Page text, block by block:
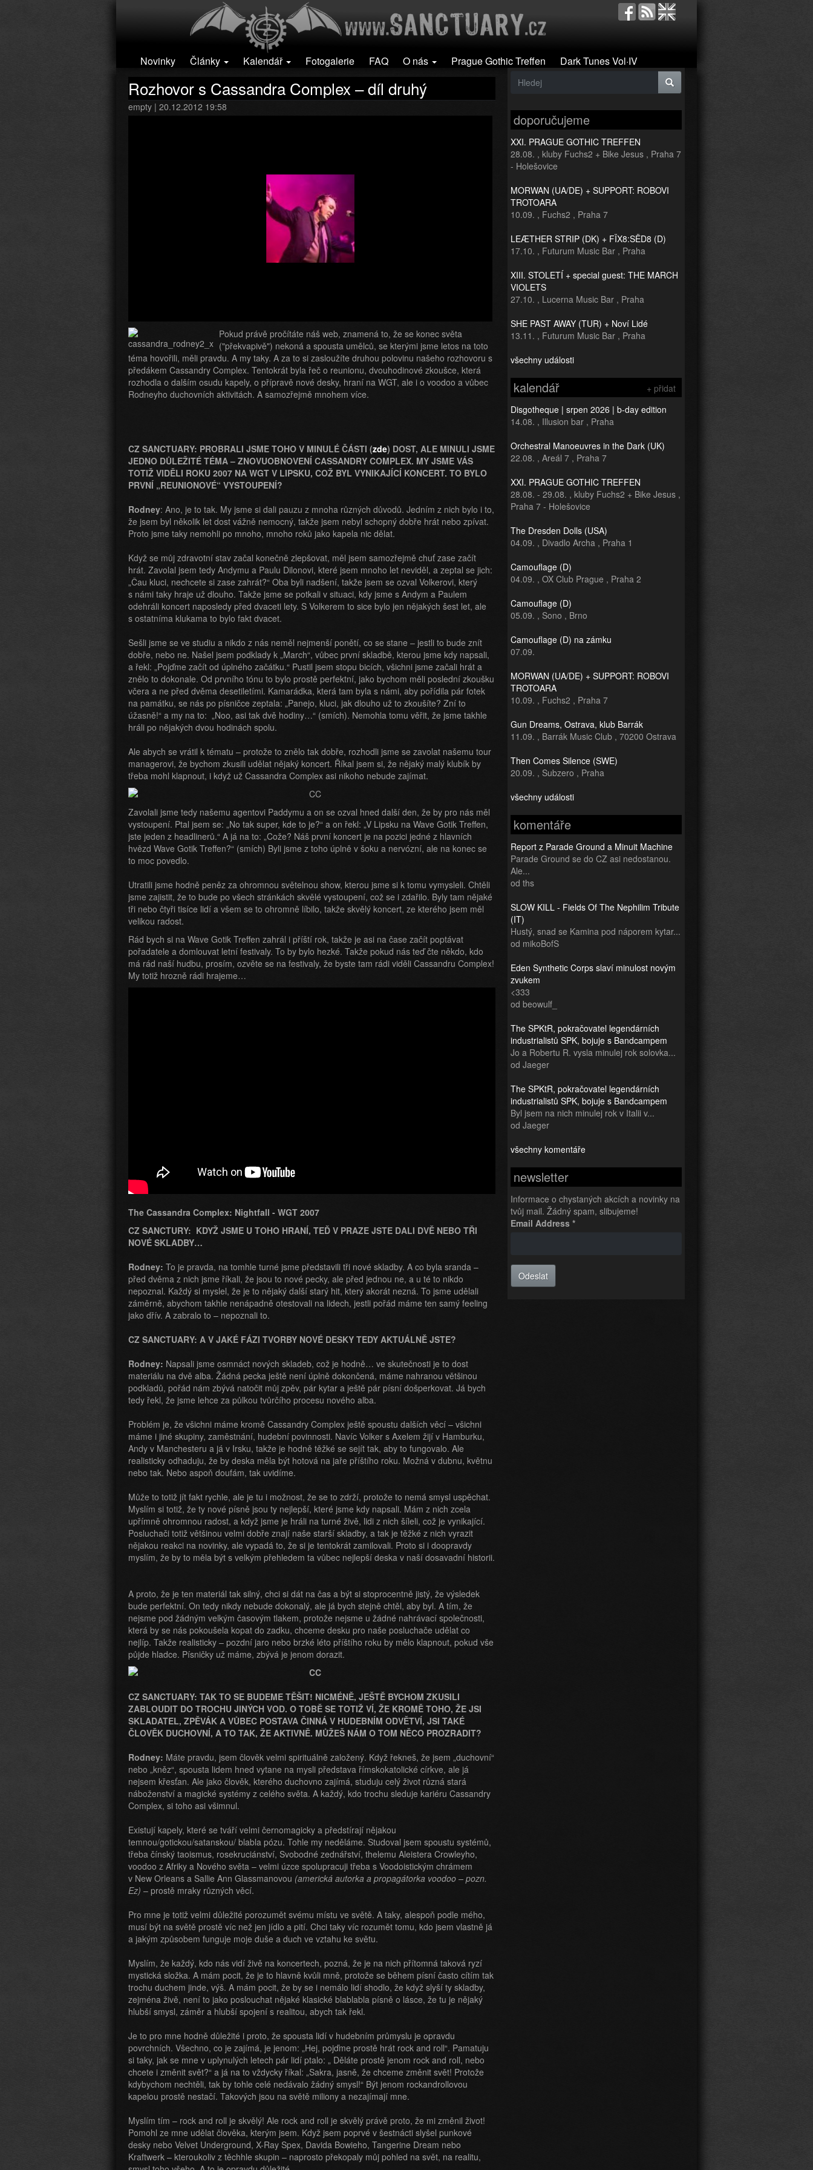
Novinky Články Kalendář Fotogalerie FAQ O nás Prague Gothic Treffen Dark Tunes Vol·IV
Rozhovor s Cassandra Complex – díl druhý
empty | 20.12.2012 19:58
Pokud právě pročítáte náš web, znamená to, že se konec světa
("překvapivě") nekoná a spousta umělců, se kterými jsme letos na toto
téma hovořili, měli pravdu. A my taky. A za to si zasloužíte druhou polovinu našeho rozhovoru s
předákem Cassandry Complex. Tentokrát byla řeč o reunionu, dvouhodinové zkoušce, která
rozhodla o dalším osudu kapely, o přípravě nové desky, hraní na WGT, ale i o voodoo a vůbec
Rodneyho duchovních aktivitách. A samozřejmě mnohem více.
CZ SANCTUARY: PROBRALI JSME TOHO V MINULÉ ČÁSTI (zde) DOST, ALE MINULI JSME
JEDNO DŮLEŽITÉ TÉMA – ZNOVUOBNOVENÍ CASSANDRY COMPLEX. MY JSME VÁS
TOTIŽ VIDĚLI ROKU 2007 NA WGT V LIPSKU, COŽ BYL VYNIKAJÍCÍ KONCERT. TO BYLO
PRVNÍ „REUNIONOVÉ“ VYSTOUPENÍ?
Rodney: Ano, je to tak. My jsme si dali pauzu z mnoha různých důvodů. Jedním z nich bylo i to,
že jsem byl několik let dost vážně nemocný, takže jsem nebyl schopný dobře hrát nebo zpívat.
Proto jsme taky nemohli po mnoho, mnoho roků jako kapela nic dělat.
Když se můj zdravotní stav začal konečně zlepšovat, měl jsem samozřejmě chuť zase začít
hrát. Zavolal jsem tedy Andymu a Paulu Dilonovi, které jsem mnoho let neviděl, a zeptal se jich:
„Čau kluci, nechcete si zase zahrát?“ Oba byli nadšení, takže jsem se ozval Volkerovi, který
s námi taky hraje už dlouho. Takže jsme se potkali v situaci, kdy jsme s Andym a Paulem
odehráli koncert naposledy před dvaceti lety. S Volkerem to sice bylo jen nějakých šest let, ale
s ostatníma klukama to bylo fakt dvacet.
Sešli jsme se ve studiu a nikdo z nás neměl nejmenší ponětí, co se stane – jestli to bude znít
dobře, nebo ne. Našel jsem podklady k „March“, vůbec první skladbě, kterou jsme kdy napsali,
a řekl: „Pojďme začít od úplného začátku.“ Pustil jsem stopu bicích, všichni jsme začali hrát a
znělo to dokonale. Od prvního tónu to bylo prostě perfektní, jako bychom měli poslední zkoušku
včera a ne před dvěma desetiletími. Kamarádka, která tam byla s námi, aby pořídila pár fotek
na památku, se nás po písničce zeptala: „Panejo, kluci, jak dlouho už to zkoušíte? Zní to
úžasně!“ a my na to: „Noo, asi tak dvě hodiny…“ (smích). Nemohla tomu věřit, že jsme takhle
hráli po nějakých dvou hodinách spolu.
Ale abych se vrátil k tématu – protože to znělo tak dobře, rozhodli jsme se zavolat našemu tour
managerovi, že bychom zkusili udělat nějaký koncert. Říkal jsem si, že nějaký malý klubík by
třeba mohl klapnout, i když už Cassandra Complex asi nikoho nebude zajímat.
Zavolali jsme tedy našemu agentovi Paddymu a on se ozval hned další den, že by pro nás měl
vystoupení. Ptal jsem se: „No tak super, kde to je?“ a on řekl: „V Lipsku na Wave Gotik Treffen,
jste jeden z headlinerů.“ A já na to: „Cože? Náš první koncert je na pozici jedné z hlavních
hvězd Wave Gotik Treffen?“ (smích) Byli jsme z toho úplně v šoku a nervózní, ale na konec se
to moc povedlo.
Utratili jsme hodně peněz za ohromnou světelnou show, kterou jsme si k tomu vymysleli. Chtěli
jsme zajistit, že to bude po všech stránkách skvělé vystoupení, což se i zdařilo. Byly tam nějaké
tři nebo čtyři tisíce lidí a všem se to ohromně líbilo, takže skvělý koncert, ze kterého jsem měl
velikou radost.
Rád bych si na Wave Gotik Treffen zahrál i příští rok, takže je asi na čase začít poptávat
pořadatele a domlouvat letní festivaly. To by bylo hezké. Takže pokud nás teď čte někdo, kdo
má rád naší hudbu, prosím, ozvěte se na festivaly, že byste tam rádi viděli Cassandru Complex!
My totiž hrozně rádi hrajeme…
The Cassandra Complex: Nightfall - WGT 2007
CZ SANCTURY: KDYŽ JSME U TOHO HRANÍ, TEĎ V PRAZE JSTE DALI DVĚ NEBO TŘI
NOVÉ SKLADBY…
Rodney: To je pravda, na tomhle turné jsme představili tři nové skladby. A co byla sranda –
před dvěma z nich jsme říkali, že jsou to nové pecky, ale před jednou ne, a u té to nikdo
nepoznal. Každý si myslel, že je to nějaký další starý hit, který akorát nezná. To jsme udělali
záměrně, abychom takhle nenápadně otestovali na lidech, jestli pořád máme ten samý feeling
jako dřív. A zabralo to – nepoznali to.
CZ SANCTUARY: A V JAKÉ FÁZI TVORBY NOVÉ DESKY TEDY AKTUÁLNĚ JSTE?
Rodney: Napsali jsme osmnáct nových skladeb, což je hodně… ve skutečnosti je to dost
materiálu na dvě alba. Žádná pecka ještě není úplně dokončená, máme nahranou většinou
podkladů, pořád nám zbývá natočit můj zpěv, pár kytar a ještě pár písní došperkovat. Já bych
tedy řekl, že jsme lehce za půlkou tvůrčího procesu nového alba.
Problém je, že všichni máme kromě Cassandry Complex ještě spoustu dalších věcí – všichni
máme i jiné skupiny, zaměstnání, hudební povinnosti. Navíc Volker s Axelem žijí v Hamburku,
Andy v Manchesteru a já v Irsku, takže je hodně těžké se sejít tak, aby to fungovalo. Ale
realisticky odhaduju, že by deska měla být hotová na jaře příštího roku. Možná v dubnu, květnu
nebo tak. Nebo aspoň doufám, tak uvidíme.
Může to totiž jít fakt rychle, ale je tu i možnost, že se to zdrží, protože to nemá smysl uspěchat.
Myslím si totiž, že ty nové písně jsou ty nejlepší, které jsme kdy napsali. Mám z nich zcela
upřímně ohromnou radost, a když jsme je hráli na turné živě, lidi z nich šíleli, což je vynikající.
Posluchači totiž většinou velmi dobře znají naše starší skladby, a tak je těžké z nich vyrazit
nějakou reakci na novinky, ale vypadá to, že si je tentokrát zamilovali. Proto si i doopravdy
myslím, že by to měla být s velkým přehledem ta vůbec nejlepší deska v naší dosavadní historii.
A proto, že je ten materiál tak silný, chci si dát na čas a být si stoprocentně jistý, že výsledek
bude perfektní. On tedy nikdy nebude dokonalý, ale já bych stejně chtěl, aby byl. A tím, že
nejsme pod žádným velkým časovým tlakem, protože nejsme u žádné nahrávací společnosti,
která by se nás pokoušela kopat do zadku, chceme desku pro naše posluchače udělat co
nejlíp. Takže realisticky – pozdní jaro nebo brzké léto příštího roku by mělo klapnout, pokud vše
půjde hladce. Písničky už máme, zbývá je jenom dorazit.
CZ SANCTUARY: TAK TO SE BUDEME TĚŠIT! NICMÉNĚ, JEŠTĚ BYCHOM ZKUSILI
ZABLOUDIT DO TROCHU JINÝCH VOD. O TOBĚ SE TOTIŽ VÍ, ŽE KROMĚ TOHO, ŽE JSI
SKLADATEL, ZPĚVÁK A VŮBEC POSTAVA ČINNÁ V HUDEBNÍM ODVĚTVÍ, JSI TAKÉ
ČLOVĚK DUCHOVNÍ, A TO TAK, ŽE AKTIVNĚ. MŮŽEŠ NÁM O TOM NĚCO PROZRADIT?
Rodney: Máte pravdu, jsem člověk velmi spirituálně založený. Když řekneš, že jsem „duchovní“
nebo „kněz“, spousta lidem hned vytane na mysli představa římskokatolické církve, ale já
nejsem křesťan. Ale jako člověk, kterého duchovno zajímá, studuju celý život různá stará
náboženství a magické systémy z celého světa. A každý, kdo trochu sleduje kariéru Cassandry
Complex, si toho asi všimnul.
Existují kapely, které se tváří velmi černomagicky a předstírají nějakou
temnou/gotickou/satanskou/ blabla pózu. Tohle my neděláme. Studoval jsem spoustu systémů,
třeba čínský taoismus, rosekruciánství, Svobodné zednářství, thelemu Aleistera Crowleyho,
voodoo z Afriky a Nového světa – velmi úzce spolupracuji třeba s Voodoistickým chrámem
v New Orleans a Sallie Ann Glassmanovou (americká autorka a propagátorka voodoo – pozn.
Ez) – prostě mraky různých věcí.
Pro mne je totiž velmi důležité porozumět svému místu ve světě. A taky, alespoň podle mého,
musí být na světě prostě víc než jen jídlo a pití. Chci taky víc rozumět tomu, kdo jsem vlastně já
a jakým způsobem funguje moje duše a duch ve vztahu ke světu.
Myslím, že každý, kdo nás vidí živě na koncertech, pozná, že je na nich přítomná taková ryzí
mystická složka. A mám pocit, že je to hlavně kvůli mně, protože se během písní často cítím tak
trochu duchem jinde, výš. A mám pocit, že by se i nemálo lidí shodlo, že když slyší ty skladby,
zejména živě, není to jako poslouchat nějaké klasické blablabla písně o lásce, že tu je nějaký
hlubší smysl, záměr a hlubší spojení s realitou, abych tak řekl.
Je to pro mne hodně důležité i proto, že spousta lidí v hudebním průmyslu je opravdu
povrchních. Všechno, co je zajímá, je jenom: „Hej, pojďme prostě hrát rock and roll“. Pamatuju
si taky, jak se mne v uplynulých letech pár lidí ptalo: „ Děláte prostě jenom rock and roll, nebo
chcete i změnit svět?“ a já na to vždycky říkal: „Sakra, jasně, že chceme změnit svět! Protože
kdybychom nechtěli, tak by tohle celé nedávalo žádný smysl!“ Být jenom rockandrollovou
kapelou prostě nestačí. Takových jsou na světě miliony a nezajímají mne.
Myslím tím – rock and roll je skvělý! Ale rock and roll je skvělý právě proto, že mi změnil život!
Pomohl ze mne udělat člověka, kterým jsem. Když jsem poprvé v šestnácti slyšel punkové
desky nebo Velvet Underground, X-Ray Spex, Davida Bowieho, Tangerine Dream nebo
Kraftwerk – kteroukoliv z těchhle skupin – naprosto překopaly můj pohled na svět, na realitu,
doporučujeme
XXI. PRAGUE GOTHIC TREFFEN
28.08. , kluby Fuchs2 + Bike Jesus , Praha 7
- Holešovice
MORWAN (UA/DE) + SUPPORT: ROBOVI
TROTOARA
10.09. , Fuchs2 , Praha 7
LEÆTHER STRIP (DK) + FÏX8:SËD8 (D)
17.10. , Futurum Music Bar , Praha
XIII. STOLETÍ + special guest: THE MARCH
VIOLETS
27.10. , Lucerna Music Bar , Praha
SHE PAST AWAY (TUR) + Noví Lidé
13.11. , Futurum Music Bar , Praha
všechny události
kalendář
+ přidat
Disgotheque | srpen 2026 | b-day edition
14.08. , Illusion bar , Praha
Orchestral Manoeuvres in the Dark (UK)
22.08. , Areál 7 , Praha 7
XXI. PRAGUE GOTHIC TREFFEN
28.08. - 29.08. , kluby Fuchs2 + Bike Jesus ,
Praha 7 - Holešovice
The Dresden Dolls (USA)
04.09. , Divadlo Archa , Praha 1
Camouflage (D)
04.09. , OX Club Prague , Praha 2
Camouflage (D)
05.09. , Sono , Brno
Camouflage (D) na zámku
07.09.
MORWAN (UA/DE) + SUPPORT: ROBOVI
TROTOARA
10.09. , Fuchs2 , Praha 7
Gun Dreams, Ostrava, klub Barrák
11.09. , Barrák Music Club , 70200 Ostrava
Then Comes Silence (SWE)
20.09. , Subzero , Praha
všechny události
komentáře
Report z Parade Ground a Minuit Machine
Parade Ground se do CZ asi nedostanou.
Ale...
od ths
SLOW KILL - Fields Of The Nephilim Tribute
(IT)
Hustý, snad se Kamina pod náporem kytar...
od mikoBofS
Eden Synthetic Corps slaví minulost novým
zvukem
<333
od beowulf_
The SPKtR, pokračovatel legendárních
industrialistů SPK, bojuje s Bandcampem
Jo a Robertu R. vysla minulej rok solovka...
od Jaeger
The SPKtR, pokračovatel legendárních
industrialistů SPK, bojuje s Bandcampem
Byl jsem na nich minulej rok v Italii v...
od Jaeger
všechny komentáře
newsletter
Informace o chystaných akcích a novinky na
tvůj mail. Žádný spam, slibujeme!
Email Address *
Odeslat